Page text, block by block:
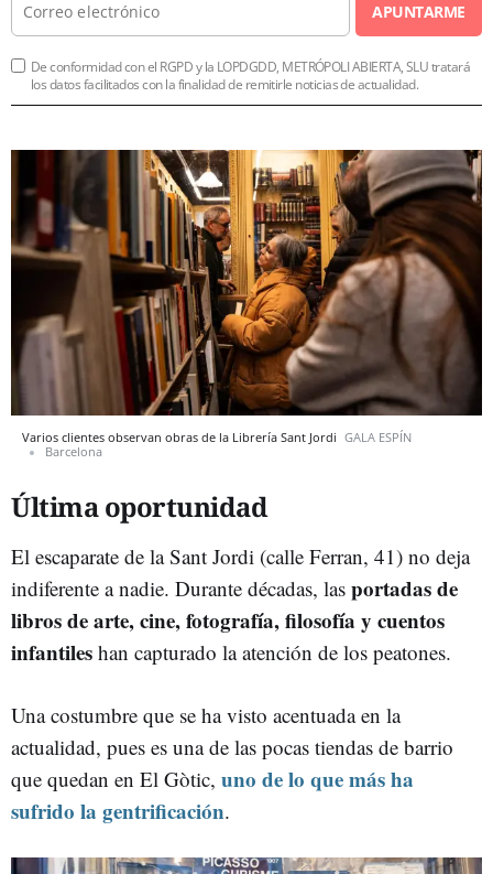
APUNTARME
De conformidad con el RGPD y la LOPDGDD, METRÓPOLI ABIERTA, SLU tratará
los datos facilitados con la finalidad de remitirle noticias de actualidad.
Varios clientes observan obras de la Librería Sant Jordi GALA ESPÍN
Barcelona
Última oportunidad
El escaparate de la Sant Jordi (calle Ferran, 41) no deja
indiferente a nadie. Durante décadas, las portadas de
libros de arte, cine, fotografía, filosofía y cuentos
infantiles han capturado la atención de los peatones.
Una costumbre que se ha visto acentuada en la
actualidad, pues es una de las pocas tiendas de barrio
que quedan en El Gòtic, uno de lo que más ha
sufrido la gentrificación.